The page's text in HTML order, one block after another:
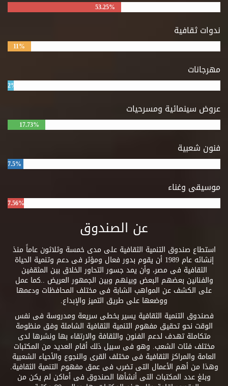
53.25%
ندوات ثقافية
11%
مهرجانات
2%
عروض سينمائية ومسرحيات
17.73%
فنون شعبية
7.5%
موسيقى وغناء
7.56%
عن الصندوق
استطاع صندوق التنمية الثقافية على مدى خمسة وثلاثون عاماً منذ
إنشائه عام 1989 أن يقوم بدور فعال ومؤثر فى دعم وتنمية الحياة
الثقافية فى مصر، وأن يمد جسور التحاور الخلاق بين المثقفين
والفنانين بعضهم البعض وبينهم وبين الجمهور العريض ..كما عمل
على الكشف عن المواهب الشابة فى مختلف المحافظات ودعمها
ووضعها على طريق التميز والإبداع.
فصندوق التنمية الثقافية يسير بخطى سريعة ومدروسة فى نفس
الوقت نحو تحقيق مفهوم التنمية الثقافية الشاملة وفق منظومة
متكاملة تهدف لدعم الفنون والثقافة والارتقاء بها ونشرها لدى
مختلف فئات الشعب. وهو فى سبيل ذلك أقام العديد من المكتبات
العامة والمراكز الثقافية فى مختلف القرى والنجوع والأحياء الشعبية
وهذا من أهم الأعمال التى تضرب فى عمق مفهوم التنمية الثقافية.
وبلغ عدد المكتبات التى أنشأها الصندوق فى أماكن لم يكن من